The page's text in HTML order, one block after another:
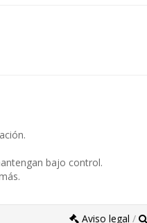
bajo control.
Aviso legal /